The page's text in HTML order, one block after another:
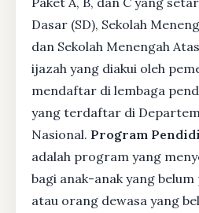
Dasar (SD), Sekolah
dan Sekolah Menengah
ijazah yang diakui oleh
mendaftar di lembaga
yang terdaftar di
Nasional. Program
adalah program yang
bagi anak-anak yang
atau orang dewasa yang